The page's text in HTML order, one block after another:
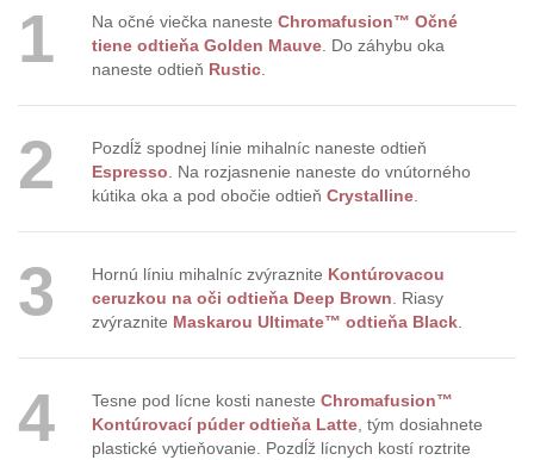
1 Na očné viečka naneste Chromafusion™ Očné
tiene odtieňa Golden Mauve. Do záhybu oka
naneste odtieň Rustic.
2
Pozdĺž spodnej línie mihalníc naneste odtieň
Espresso . Na rozjasnenie naneste do vnútorného
kútika oka a pod obočie odtieň Crystalline.
3 Hornú líniu mihalníc zvýraznite Kontúrovacou
ceruzkou na oči odtieňa Deep Brown . Riasy
zvýraznite Maskarou Ultimate™ odtieňa Black.
4 Tesne pod lícne kosti naneste Chromafusion™
Kontúrovací púder odtieňa Latte, tým dosiahnete
plastické vytieňovanie. Pozdĺž lícnych kostí roztrite